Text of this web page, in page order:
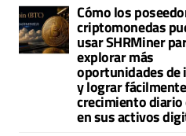
Cómo los
criptomonedas
usar SHRMiner
explorar más
oportunidades de
y lograr
crecimiento diario
en sus activos